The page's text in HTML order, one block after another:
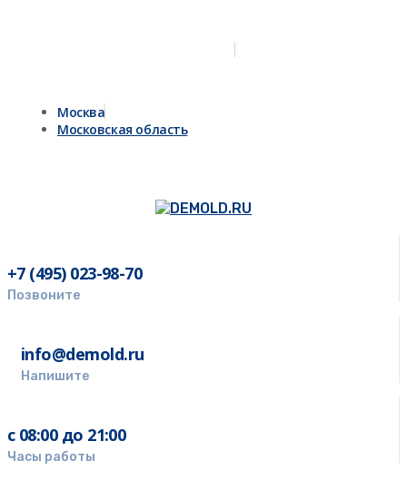
Москва
Московская область
+7 (495) 023-98-70
Позвоните
info@demold.ru
Напишите
с 08:00 до 21:00
Часы работы